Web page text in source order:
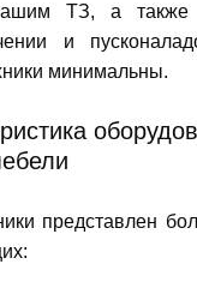
ТЗ, а также
и
минимальны.
представлен